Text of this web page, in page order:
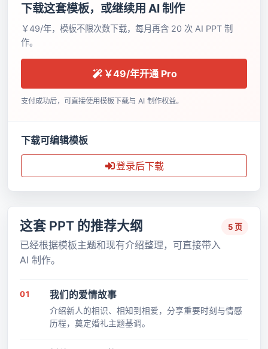
下载这套模板，或继续用 AI 制作
￥49/年，模板不限次数下载，每月再含 20 次 AI PPT 制
作。
￥49/年开通 Pro
支付成功后，可直接使用模板下载与 AI 制作权益。
下载可编辑模板
登录后下载
这套 PPT 的推荐大纲
已经根据模板主题和现有介绍整理，可直接带入
AI 制作。
5 页
01 我们的爱情故事
介绍新人的相识、相知到相爱，分享重要时刻与情感
历程，奠定婚礼主题基调。